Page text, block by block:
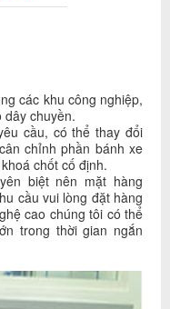
các khu công nghiệp,
dây chuyền.
cầu, có thể thay đổi
chỉnh phần bánh xe
chốt cố định.
biệt nên mặt hàng
cầu vui lòng đặt hàng
cao chúng tôi có thể
trong thời gian ngắn